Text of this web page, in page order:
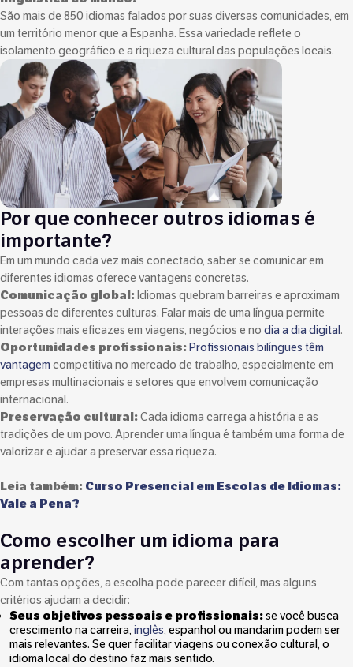
São mais de 850 idiomas falados por suas diversas comunidades, em
um território menor que a Espanha. Essa variedade reflete o
isolamento geográfico e a riqueza cultural das populações locais.
Por que conhecer outros idiomas é
importante?
Em um mundo cada vez mais conectado, saber se comunicar em
diferentes idiomas oferece vantagens concretas.
Comunicação global: Idiomas quebram barreiras e aproximam
pessoas de diferentes culturas. Falar mais de uma língua permite
interações mais eficazes em viagens, negócios e no dia a dia digital .
Oportunidades profissionais: Profissionais bilíngues têm
vantagem competitiva no mercado de trabalho, especialmente em
empresas multinacionais e setores que envolvem comunicação
internacional.
Preservação cultural:Cada idioma carrega a história e as
tradições de um povo. Aprender uma língua é também uma forma de
valorizar e ajudar a preservar essa riqueza.
Leia também: Curso Presencial em Escolas de Idiomas:
Vale a Pena?
Como escolher um idioma para
aprender?
Com tantas opções, a escolha pode parecer difícil, mas alguns
critérios ajudam a decidir:
Seus objetivos pessoais e profissionais:se você busca
crescimento na carreira, inglês, espanhol ou mandarim podem ser
mais relevantes. Se quer facilitar viagens ou conexão cultural, o
idioma local do destino faz mais sentido.